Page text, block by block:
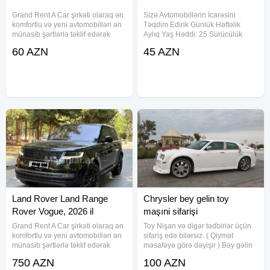
Grand Rent A Car şirkəti olaraq ən
komfortlu və yeni avtomobilləri ən
münasib şərtlərlə təklif edərək
təhlükəsiz səyahətlərini təmin
60 AZN
Sizə Avtomobillərin İcarəsini
Təqdim Edirik Günlük Həftəlik
Aylıq Yaş Həddi: 25 Sürücülük
Zövqə Hər İstəyə Uyğun
45 AZN
Land Rover Land Range
Rover Vogue, 2026 il
Grand Rent A Car şirkəti olaraq ən
komfortlu və yeni avtomobilləri ən
münasib şərtlərlə təklif edərək
təhlükəsiz səyahətlərini təmin
750 AZN
Chrysler bey gelin toy
maşıni sifarişi
Toy Nişan və digər tədbirlər üçün
sifariş edə bilərsiz. ( Qiymət
məsafəyə görə dəyişir ) Bəy gəlin
Körpələrin Doğum Evindən
100 AZN